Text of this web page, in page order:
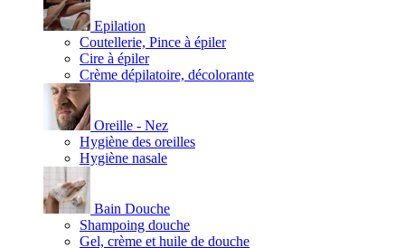
Epilation
Coutellerie, Pince à épiler
Cire à épiler
Crème dépilatoire, décolorante
Oreille - Nez
Hygiène des oreilles
Hygiène nasale
Bain Douche
Shampoing douche
Gel, crème et huile de douche